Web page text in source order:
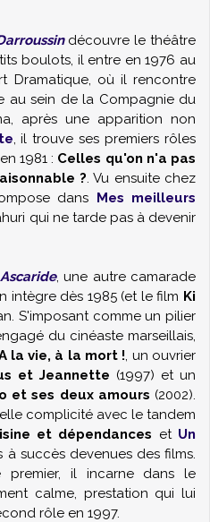
découvre le théâtre
boulots, il entre en 1976 au
Dramatique, où il rencontre
au sein de la Compagnie du
après une apparition non
, il trouve ses premiers rôles
1981 : Celles qu'on n'a pas
?. Vu ensuite chez
dans Mes meilleurs
qui ne tarde pas à devenir
, une autre camarade
intègre dès 1985 (et le film Ki
. S'imposant comme un pilier
du cinéaste marseillais,
la vie, à la mort !, un ouvrier
et Jeannette (1997) et un
et ses deux amours (2002).
complicité avec le tandem
et dépendances et Un
à succès devenues des films.
premier, il incarne dans le
calme, prestation qui lui
rôle en 1997.